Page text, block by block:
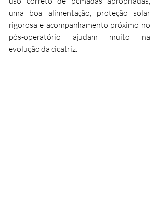
uma boa alimentação, proteção solar
rigorosa e acompanhamento próximo no
pós-operatório ajudam muito na
evolução da cicatriz.